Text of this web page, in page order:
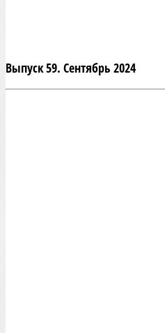
Выпуск 59. Сентябрь 2024